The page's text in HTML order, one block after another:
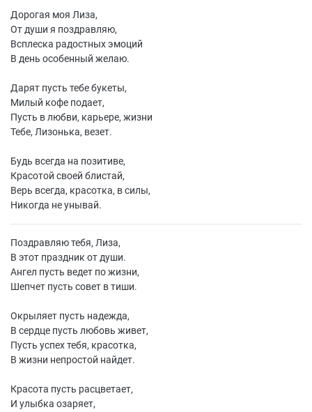
Дорогая моя Лиза,
От души я поздравляю,
Всплеска радостных эмоций
В день особенный желаю.
Дарят пусть тебе букеты,
Милый кофе подает,
Пусть в любви, карьере, жизни
Тебе, Лизонька, везет.
Будь всегда на позитиве,
Красотой своей блистай,
Верь всегда, красотка, в силы,
Никогда не унывай.
Поздравляю тебя, Лиза,
В этот праздник от души.
Ангел пусть ведет по жизни,
Шепчет пусть совет в тиши.
Окрыляет пусть надежда,
В сердце пусть любовь живет,
Пусть успех тебя, красотка,
В жизни непростой найдет.
Красота пусть расцветает,
И улыбка озаряет,